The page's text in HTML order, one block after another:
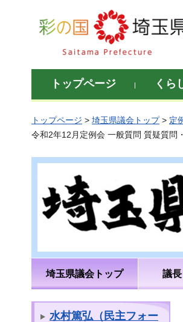
彩の国 埼玉県
トップページ くら
トップページ > 埼玉県議会トップ> 定
令和2年12月定例会 一般質問 質疑質問
埼玉県議会トップ 議
水村篤弘（民主フォー